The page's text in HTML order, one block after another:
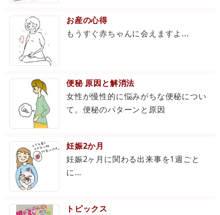
お産の心得
もうすぐ赤ちゃんに会えますよ...
便秘 原因と解消法
女性が慢性的に悩みがちな便秘につい
て。便秘のパターンと原因
妊娠2か月
妊娠2ヶ月に関わる出来事を1週ごと
に...
トピックス